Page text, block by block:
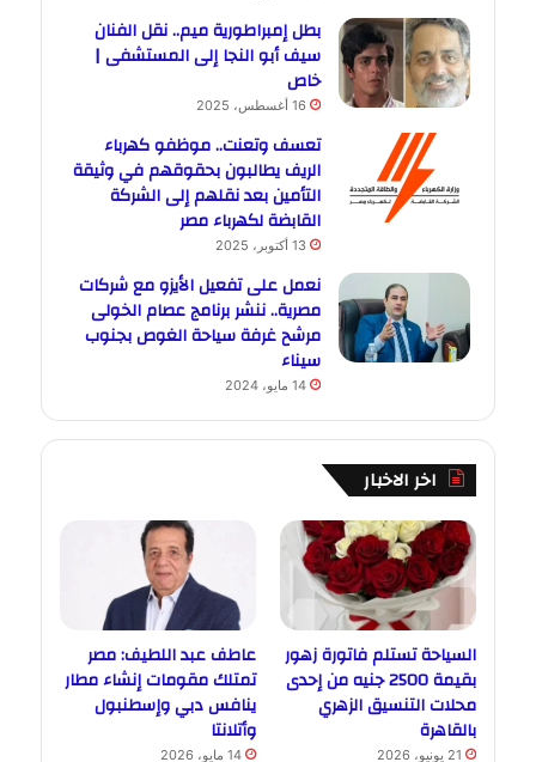
بطل إمبراطورية ميم.. نقل الفنان
سيف أبو النجا إلى المستشفى |
خاص
16 أغسطس، 2025
تعسف وتعنت.. موظفو كهرباء
الريف يطالبون بحقوقهم في وثيقة
التأمين بعد نقلهم إلى الشركة
القابضة لكهرباء مصر
13 أكتوبر، 2025
نعمل على تفعيل الأيزو مع شركات
مصرية.. ننشر برنامج عصام الخولى
مرشح غرفة سياحة الغوص بجنوب
سيناء
14 مايو، 2024
اخر الاخبار
السياحة تستلم فاتورة زهور
بقيمة 2500 جنيه من إحدى
محلات التنسيق الزهري
بالقاهرة
21 يونيو، 2026
عاطف عبد اللطيف: مصر
تمتلك مقومات إنشاء مطار
ينافس دبي وإسطنبول
وأتلانتا
14 مايو، 2026